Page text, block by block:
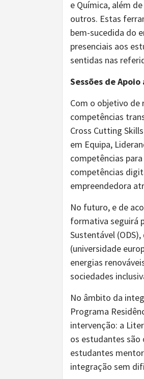
e Química, além
outros. Estas
bem-sucedida do
presenciais aos
sentidas nas
Sessões de
Com o objetivo de
competências
Cross Cutting
em Equipa,
competências
competências
empreendedora
No futuro, e de
formativa seguirá
Sustentável
(universidade
energias
sociedades
No âmbito da
Programa
intervenção: a
os estudantes são
estudantes
integração sem